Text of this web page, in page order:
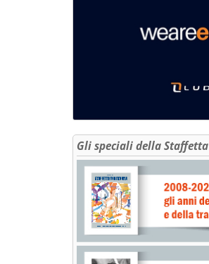
Gli speciali della Staffetta